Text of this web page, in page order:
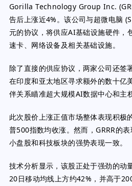
Gorilla Technology Group Inc.
告后上涨近4%。该公司与超微电脑
元的协议，将供应AI基础设施硬件，
速卡、网络设备及相关基础设施。
除了直接的供应协议，两家公司还签
在印度和亚太地区寻求额外的数十亿
伴关系瞄准超大规模AI数据中心和主
此次股价上涨正值市场整体表现积极
普500指数均收涨。然而，GRRR的
小盘股和科技板块的强势表现一致。
技术分析显示，该股正处于强劲的动
20日移动均线上方约42%，并高于